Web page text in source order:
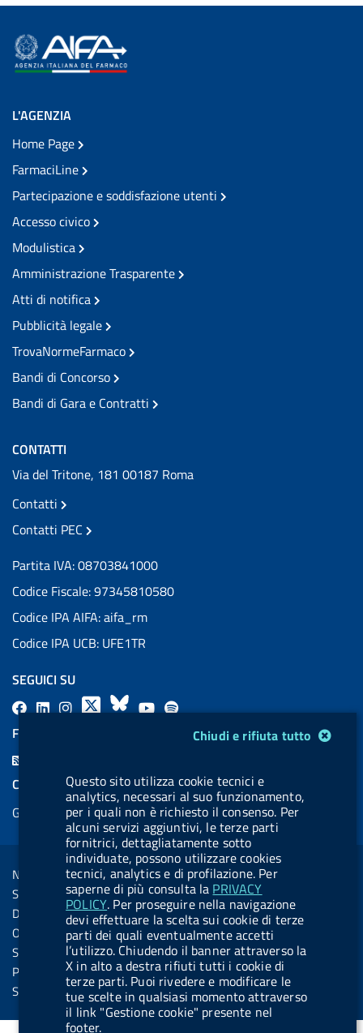
Chiudi e rifiuta tutto
Questo sito utilizza cookie tecnici e
analytics, necessari al suo funzionamento,
per i quali non è richiesto il consenso. Per
alcuni servizi aggiuntivi, le terze parti
fornitrici, dettagliatamente sotto
individuate, possono utilizzare cookies
tecnici, analytics e di profilazione. Per
saperne di più consulta la PRIVACY
POLICY. Per proseguire nella navigazione
devi effettuare la scelta sui cookie di terze
parti dei quali eventualmente accetti
l’utilizzo. Chiudendo il banner attraverso la
X in alto a destra rifiuti tutti i cookie di
terze parti. Puoi rivedere e modificare le
tue scelte in qualsiasi momento attraverso
il link "Gestione cookie" presente nel
footer.
L'AGENZIA
Home Page
FarmaciLine
Partecipazione e soddisfazione utenti
Accesso civico
Modulistica
Amministrazione Trasparente
Atti di notifica
Pubblicità legale
TrovaNormeFarmaco
Bandi di Concorso
Bandi di Gara e Contratti
CONTATTI
Via del Tritone, 181 00187 Roma
Contatti
Contatti PEC
Partita IVA: 08703841000
Codice Fiscale: 97345810580
Codice IPA AIFA: aifa_rm
Codice IPA UCB: UFE1TR
SEGUICI SU
F
L
l
.
b
u
t
t
o
n
.
i
n
X
B
s
k
y
Y
u
b
e
l
l
.
b
u
t
t
o
n
.
s
p
FEED RSS
COOKIES
Gestione cookie
Sezione Link Utili
Note legali
Social Media Policy
Dichiarazione di accessibilità
Obiettivi di accessibilità
Statistiche sito
Privacy
Servizi Online